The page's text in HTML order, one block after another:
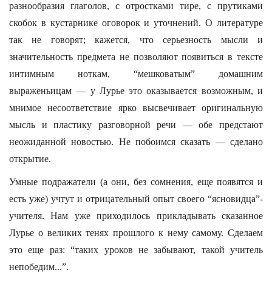
разнообразия глаголов, с отростками тире, с прутиками
скобок в кустарнике оговорок и уточнений. О литературе
так не говорят; кажется, что серьезность мысли и
значительность предмета не позволяют появиться в тексте
интимным ноткам, “мешковатым” домашним
выраженьицам — у Лурье это оказывается возможным, и
мнимое несоответствие ярко высвечивает оригинальную
мысль и пластику разговорной речи — обе предстают
неожиданной новостью. Не побоимся сказать — сделано
открытие.
Умные подражатели (а они, без сомнения, еще появятся и
есть уже) учтут и отрицательный опыт своего “ясновидца”-
учителя. Нам уже приходилось прикладывать сказанное
Лурье о великих тенях прошлого к нему самому. Сделаем
это еще раз: “таких уроков не забывают, такой учитель
непобедим...”.